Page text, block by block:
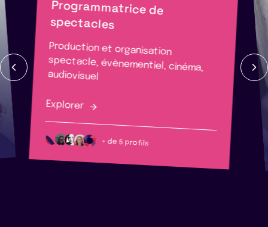
spectacles
Production et organisation
spectacle, évènementiel, cinéma,
audiovisuel
Explorer
+ de 5 profils